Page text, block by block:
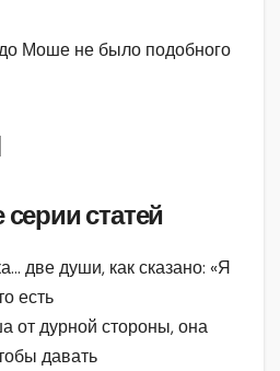
Моше не было подобного
статей
две души, как сказано: «Я
есть
от дурной стороны, она
давать